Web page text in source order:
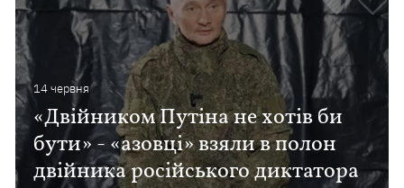
14 червня
«Двійником Путіна не хотів би
бути» - «азовці» взяли в полон
двійника російського диктатора